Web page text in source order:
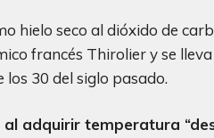
hielo seco al dióxido de
francés Thirolier y se
los 30 del siglo pasado.
adquirir temperatura